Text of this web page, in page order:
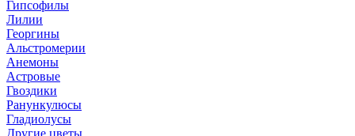
Гипсофилы
Лилии
Георгины
Альстромерии
Анемоны
Астровые
Гвоздики
Ранункулюсы
Гладиолусы